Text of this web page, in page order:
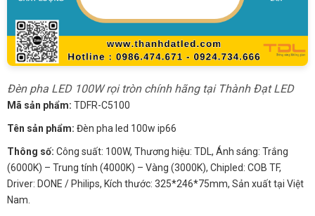
Đèn pha LED 100W rọi tròn chính hãng tại Thành Đạt LED
Mã sản phẩm: TDFR-C5100
Tên sản phẩm: Đèn pha led 100w ip66
Thông số: Công suất: 100W, Thương hiệu: TDL, Ánh sáng: Trắng
(6000K) – Trung tính (4000K) – Vàng (3000K), Chipled: COB TF,
Driver: DONE / Philips, Kích thước: 325*246*75mm, Sản xuất tại Việt
Nam.